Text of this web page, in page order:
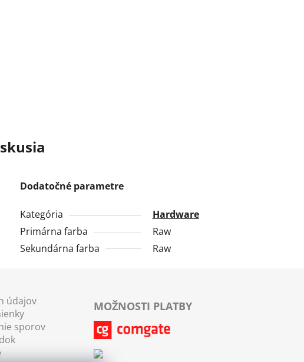
Dodatočné parametre
Kategória
Hardware
Primárna farba
Raw
Sekundárna farba
Raw
údajov
sporov
MOŽNOSTI PLATBY